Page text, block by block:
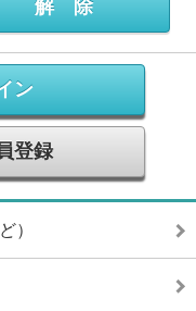
ン
登録
）